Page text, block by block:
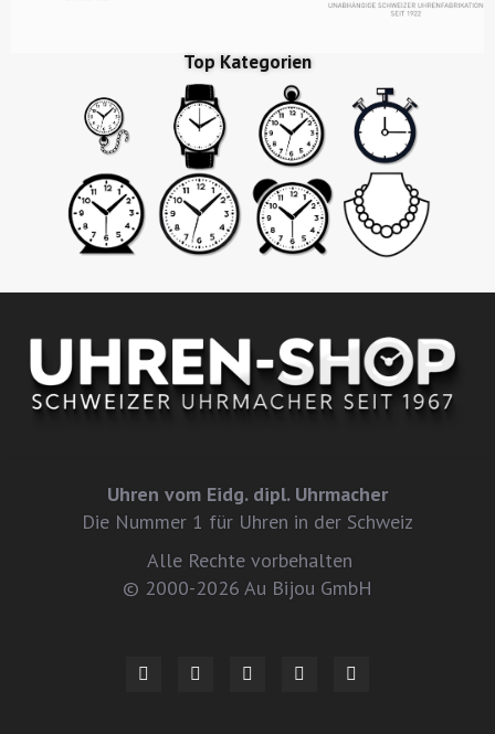
Top Kategorien
Uhren vom Eidg. dipl. Uhrmacher
Die Nummer 1 für Uhren in der Schweiz
Alle Rechte vorbehalten
© 2000-2026 Au Bijou GmbH